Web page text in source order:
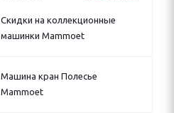
Скидки на коллекционные
машинки Mammoet
Машина кран Полесье
Mammoet